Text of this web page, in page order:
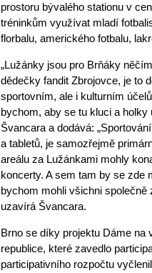
prostoru bývalého stationu v
tréninkům využívat mladí
florbalu, amerického fotbalu,
„Lužánky jsou pro Brňáky
dědečky fandit Zbrojovce, je to
sportovním, ale i kulturním
bychom, aby se tu kluci a holky
Švancara a dodává:
a tabletů, je samozřejmě
areálu za Lužánkami mohly
koncerty. A sem tam by se zde
bychom mohli všichni společně
uzavírá Švancara.
Brno se díky projektu Dáme
republice, které zavedlo
participativního rozpočtu